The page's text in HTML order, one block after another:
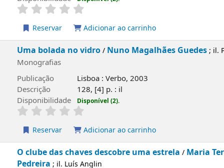
Publicação
Disponibilidade
Disponível (2).
Reservar Adicionar ao carrinho
Uma bolada no vidro/Nuno Magalhães
Monografias
Publicação
Disponibilidade
Disponível (2).
Reservar Adicionar ao carrinho